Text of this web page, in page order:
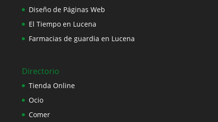
Diseño de Páginas Web
El Tiempo en Lucena
Farmacias de guardia en Lucena
Directorio
Tienda Online
Ocio
Comer